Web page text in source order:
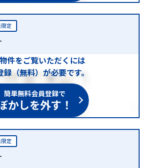
定
件をご覧いただくには
録（無料）が必要です。
簡単無料会員登録で
かしを外す！
定